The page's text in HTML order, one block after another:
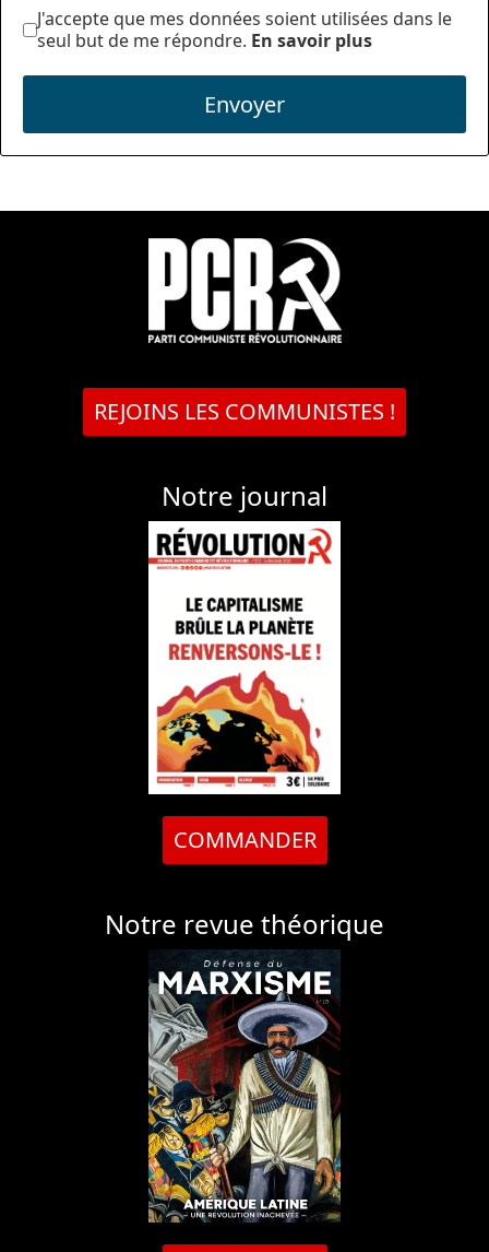
J'accepte que mes données soient utilisées dans le
seul but de me répondre. En savoir plus
Envoyer
REJOINS LES COMMUNISTES !
Notre journal
COMMANDER
Notre revue théorique